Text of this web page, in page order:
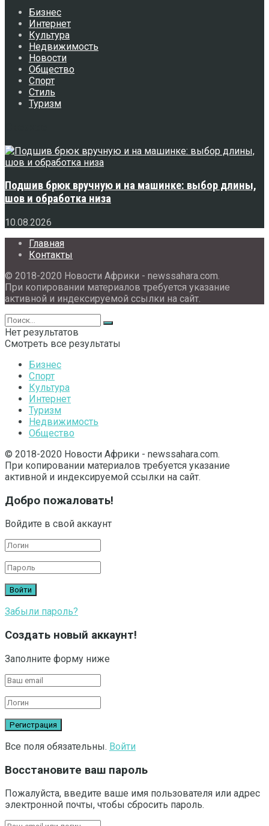
Бизнес
Интернет
Культура
Недвижимость
Новости
Общество
Спорт
Стиль
Туризм
Подшив брюк вручную и на машинке: выбор длины,
шов и обработка низа
10.08.2026
Главная
Контакты
© 2018-2020 Новости Африки - newssahara.com.
При копировании материалов требуется указание
активной и индексируемой ссылки на сайт.
Нет результатов
Смотреть все результаты
Бизнес
Спорт
Культура
Интернет
Туризм
Недвижимость
Общество
© 2018-2020 Новости Африки - newssahara.com.
При копировании материалов требуется указание
активной и индексируемой ссылки на сайт.
Добро пожаловать!
Войдите в свой аккаунт
Забыли пароль?
Создать новый аккаунт!
Заполните форму ниже
Все поля обязательны. Войти
Восстановите ваш пароль
Пожалуйста, введите ваше имя пользователя или адрес
электронной почты, чтобы сбросить пароль.